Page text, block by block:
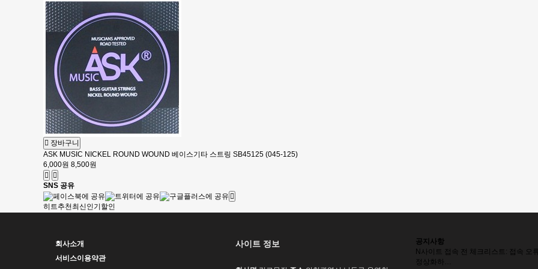
장바구니
ASK MUSIC NICKEL ROUND WOUND 베이스기타 스트링 SB45125 (045-125)
6,000원 8,500원
SNS 공유
히트추천최신인기 할인
회사소개
서비스이용약관
사이트 정보
공지사항
N 사이트 접속 전 체크리스트: 접속 오
정상화하…